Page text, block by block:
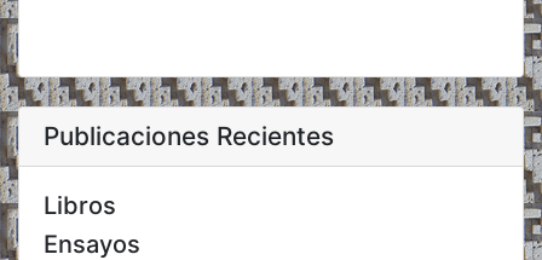
Publicaciones Recientes
Libros
Ensayos